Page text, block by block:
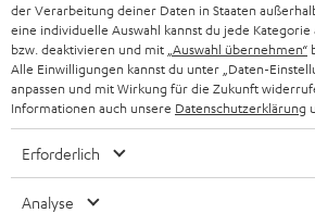
Downloads und Service
der Verarbeitung deiner Daten in Staaten
eine individuelle Auswahl kannst du jede
bzw. deaktivieren und mit „Auswahl übernehmen“
Alle Einwilligungen kannst du unter „Daten-
anpassen und mit Wirkung für die Zukunft
Informationen auch unsere Datenschutzerklärung
Erforderlich
Analyse